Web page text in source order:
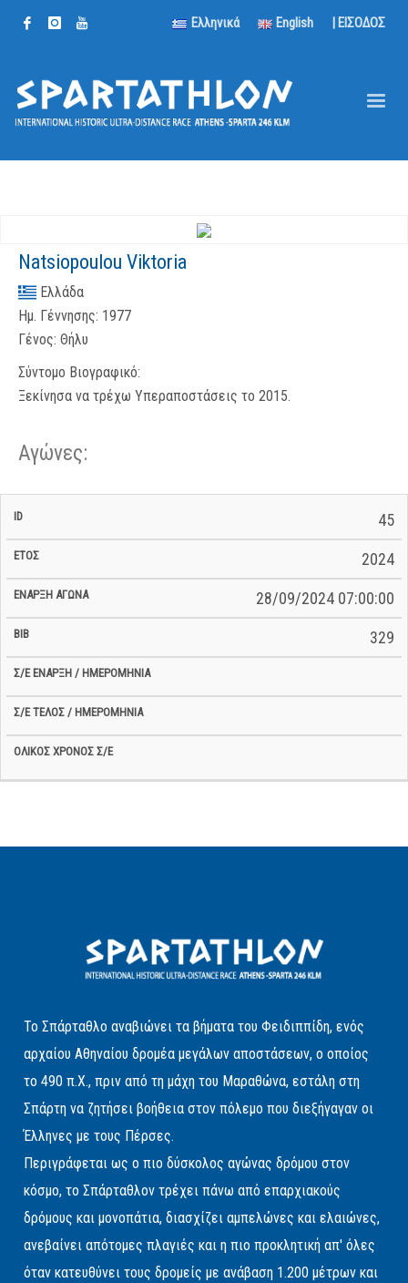
Ελληνικά English | ΕΙΣΟΔΟΣ
Natsiopoulou Viktoria
Ελλάδα
Ημ. Γέννησης: 1977
Γένος: Θήλυ
Σύντομο Βιογραφικό:
Ξεκίνησα να τρέχω Υπεραποστάσεις το 2015.
Αγώνες:
Αγώνα
Ημερομηνία
45
2024
28/09/2024 07:00:00
329
Το Σπάρταθλο αναβιώνει τα βήματα του Φειδιππίδη, ενός
αρχαίου Αθηναίου δρομέα μεγάλων αποστάσεων, ο οποίος
το 490 π.Χ., πριν από τη μάχη του Μαραθώνα, εστάλη στη
Σπάρτη να ζητήσει βοήθεια στον πόλεμο που διεξήγαγαν οι
Έλληνες με τους Πέρσες.
Περιγράφεται ως ο πιο δύσκολος αγώνας δρόμου στον
κόσμο, το Σπάρταθλον τρέχει πάνω από επαρχιακούς
δρόμους και μονοπάτια, διασχίζει αμπελώνες και ελαιώνες,
ανεβαίνει απότομες πλαγιές και η πιο προκλητική απ' όλες
όταν κατευθύνει τους δρομείς με ανάβαση 1.200 μέτρων και